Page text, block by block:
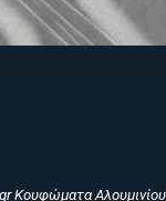
Κουφώματα